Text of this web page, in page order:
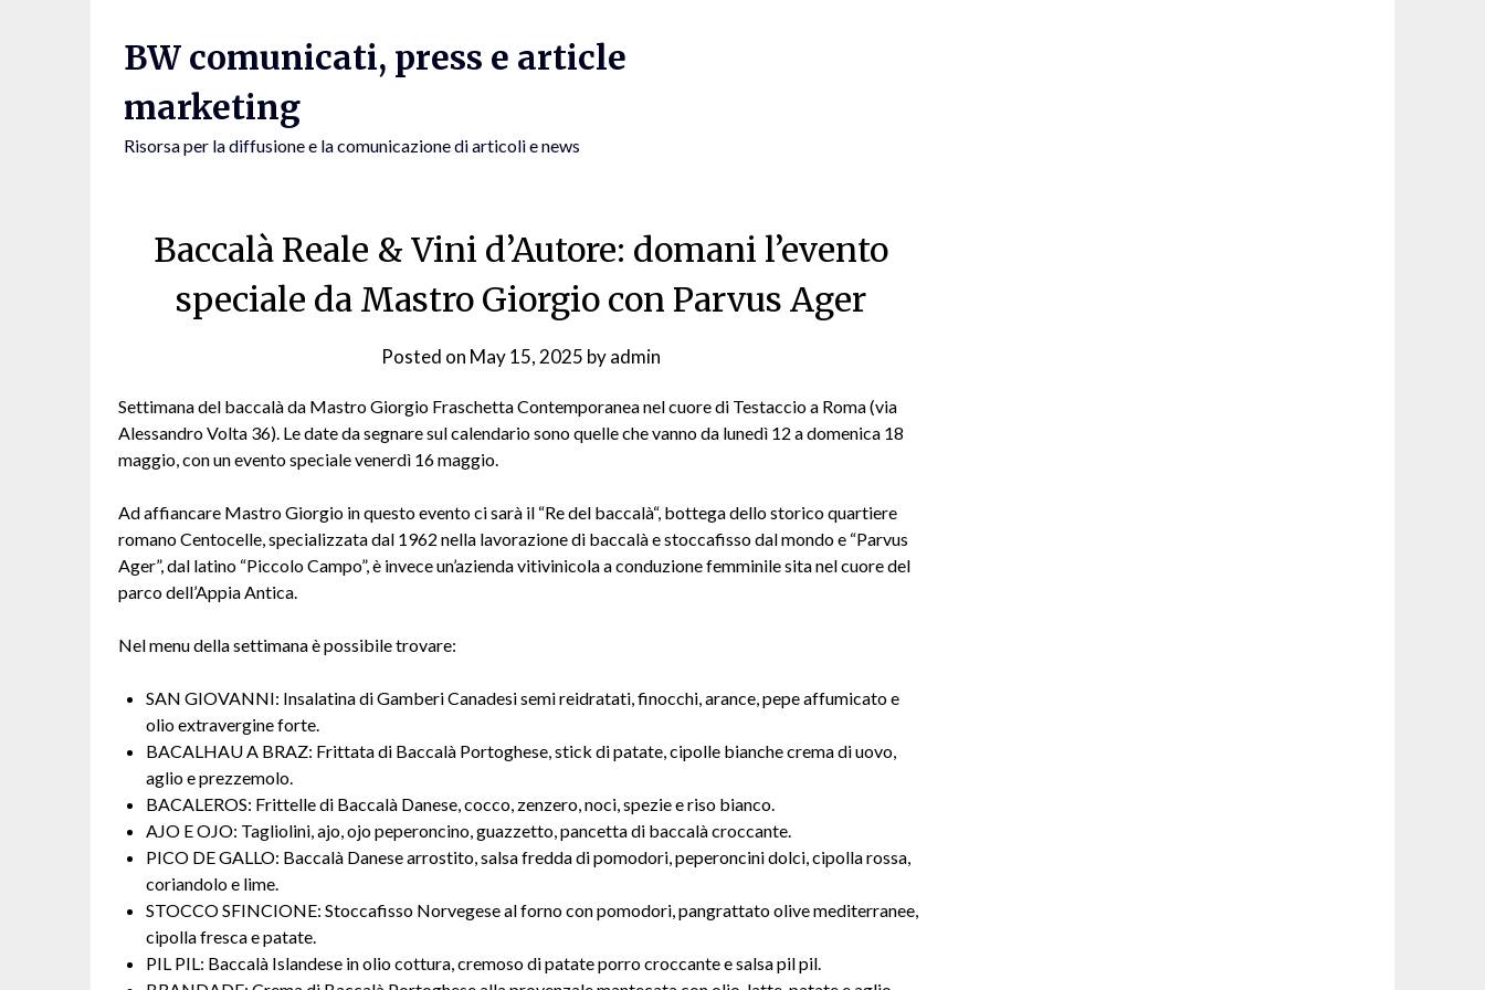
BW comunicati, press e article
marketing
Risorsa per la diffusione e la comunicazione di articoli e news
Baccalà Reale & Vini d’Autore: domani l’evento
speciale da Mastro Giorgio con Parvus Ager
Posted on May 15, 2025 byadmin
Settimana del baccalàda Mastro Giorgio Fraschetta Contemporanea nel cuore di Testaccio a Roma (via
Alessandro Volta 36). Le date da segnare sul calendario sono quelle che vanno da lunedì 12 a domenica 18
maggio, con un evento speciale venerdì 16 maggio.
Ad affiancare Mastro Giorgio in questo evento ci sarà il “Re del baccalà“, bottega dello storico quartiere
romano Centocelle, specializzata dal 1962 nella lavorazione di baccalàe stoccafisso dal mondo e “Parvus
Ager”, dal latino “Piccolo Campo”, è invece un’azienda vitivinicola a conduzione femminile sita nel cuore del
parco dell’Appia Antica.
Nel menu della settimana è possibile trovare:
SAN GIOVANNI: Insalatina di Gamberi Canadesi semi reidratati, finocchi, arance, pepe affumicato e
olio extravergine forte.
BACALHAU A BRAZ: Frittata di Baccalà Portoghese, stick di patate, cipolle bianche crema di uovo,
aglio e prezzemolo.
BACALEROS: Frittelle di Baccalà Danese, cocco, zenzero, noci, spezie e riso bianco.
AJO E OJO: Tagliolini, ajo, ojo peperoncino, guazzetto, pancetta di baccalàcroccante.
PICO DE GALLO: Baccalà Danese arrostito, salsa fredda di pomodori, peperoncini dolci, cipolla rossa,
coriandolo e lime.
STOCCO SFINCIONE: Stoccafisso Norvegese al forno con pomodori, pangrattato olive mediterranee,
cipolla fresca e patate.
PIL PIL: Baccalà Islandese in olio cottura, cremoso di patate porro croccante e salsa pil pil.